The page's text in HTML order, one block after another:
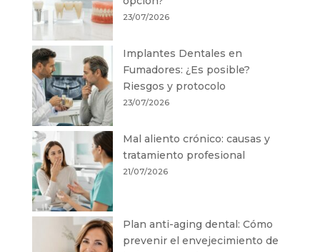
23/07/2026
Implantes Dentales en
Fumadores: ¿Es posible?
Riesgos y protocolo
23/07/2026
Mal aliento crónico: causas y
tratamiento profesional
21/07/2026
Plan anti-aging dental: Cómo
prevenir el envejecimiento de